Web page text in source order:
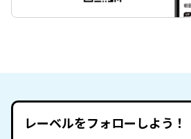
レーベルをフォローしよう！